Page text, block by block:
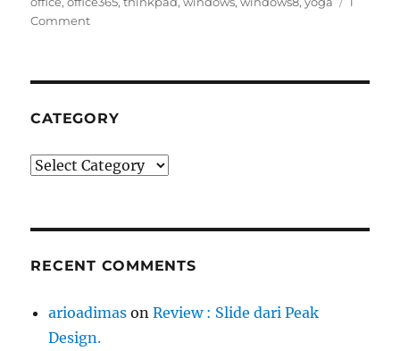
Comment
CATEGORY
Category
RECENT COMMENTS
arioadimas onReview : Slide dari Peak
Design.